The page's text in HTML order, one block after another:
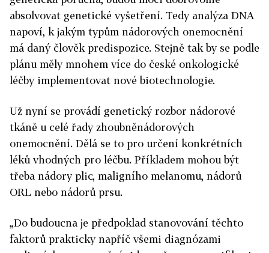
absolvovat genetické vyšetření. Tedy analýza DNA
napoví, k jakým typům nádorových onemocnění
má daný člověk predispozice. Stejně tak by se podle
plánu měly mnohem více do české onkologické
léčby implementovat nové biotechnologie.
Už nyní se provádí genetický rozbor nádorové
tkáně u celé řady zhoubněnádorových
onemocnění. Dělá se to pro určení konkrétních
léků vhodných pro léčbu. Příkladem mohou být
třeba nádory plic, maligního melanomu, nádorů
ORL nebo nádorů prsu.
„Do budoucna je předpoklad stanovování těchto
faktorů prakticky napříč všemi diagnózami